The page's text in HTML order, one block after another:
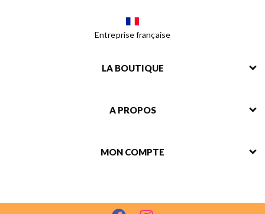
Entreprise française
LA BOUTIQUE
A PROPOS
MON COMPTE